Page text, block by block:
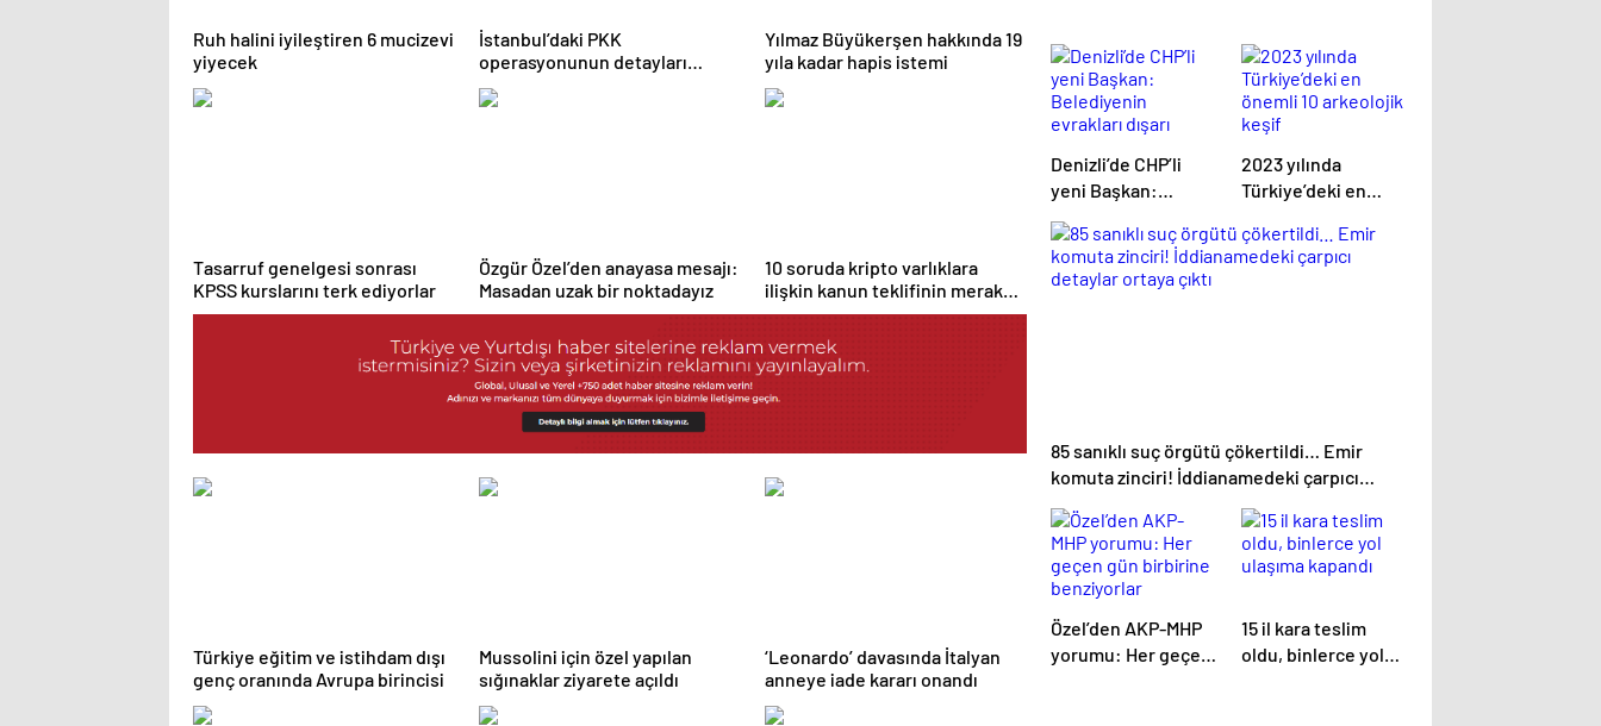
Ruh halini iyileştiren 6 mucizevi
yiyecek
İstanbul’daki PKK
operasyonunun detayları
ortaya çıktı
Yılmaz Büyükerşen hakkında 19
yıla kadar hapis istemi
Tasarruf genelgesi sonrası
KPSS kurslarını terk ediyorlar
Özgür Özel’den anayasa mesajı:
Masadan uzak bir noktadayız
10 soruda kripto varlıklara
ilişkin kanun teklifinin merak
edilenleri
Türkiye eğitim ve istihdam dışı
genç oranında Avrupa birincisi
Mussolini için özel yapılan
sığınaklar ziyarete açıldı
‘Leonardo’ davasında İtalyan
anneye iade kararı onandı
Denizli’de CHP’li
yeni Başkan:
evrakları dışarı
çıkarılıyor
2023 yılında
Türkiye’deki en
keşif
85 sanıklı suç örgütü çökertildi… Emir
komuta zinciri! İddianamedeki çarpıcı
Özel’den AKP-MHP
yorumu: Her geçen
15 il kara teslim
oldu, binlerce yol